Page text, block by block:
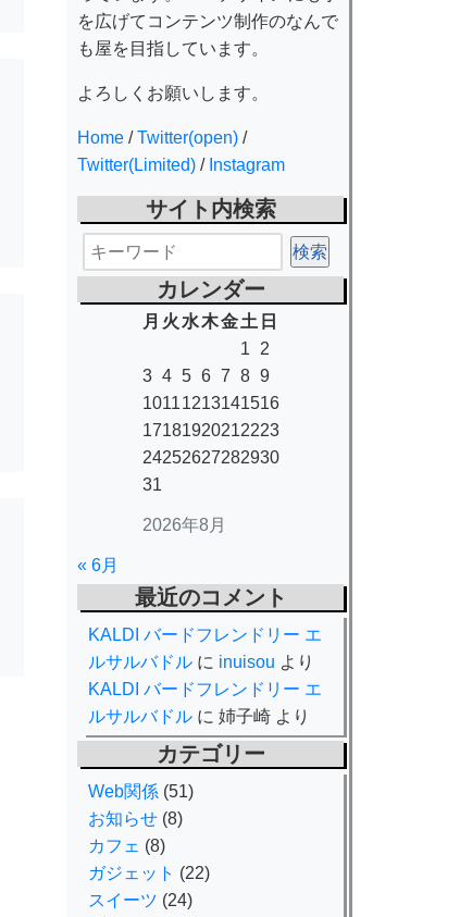
を広げてコンテンツ制作のなんで
も屋を目指しています。
よろしくお願いします。
Home /Twitter(open) /
Twitter(Limited) / Instagram
サイト内検索
カレンダー
2026年8月
月 火 水木金 土 日
1
2
3 4 5 6 7 8 9
10111213141516
17181920212223
24252627282930
31
« 6月
最近のコメント
KALDI バードフレンドリー エ
ルサルバドル に inuisou より
KALDI バードフレンドリー エ
ルサルバドル に 姉子崎 より
カテゴリー
Web関係 (51)
お知らせ (8)
カフェ (8)
ガジェット (22)
スイーツ (24)